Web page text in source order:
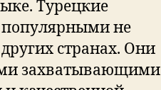
Турецкие
популярными не
странах. Они
захватывающими